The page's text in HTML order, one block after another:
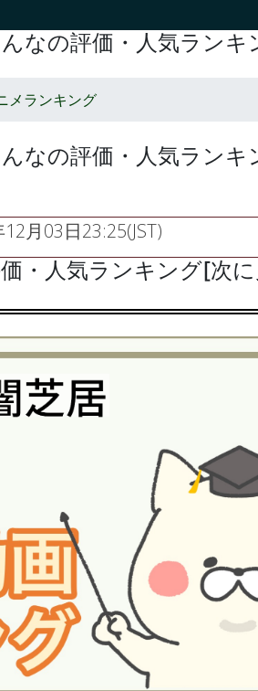
なの評価・人気ラン
メランキング
なの評価・人気ランキ
月03日23:25(JST)
・人気ランキング[次